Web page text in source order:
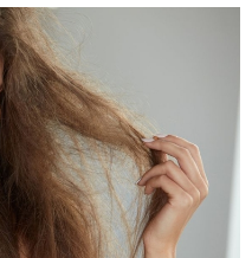
Xã hội
Tin 24h
Dự báo thời tiết
Giáo dục
Dấu ấn VOV
Việc làm
Biển đảo